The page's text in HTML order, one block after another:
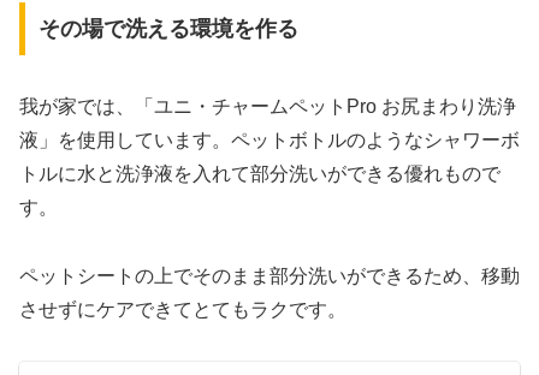
その場で洗える環境を作る
我が家では、「ユニ・チャームペットPro お尻まわり洗浄
液」を使用しています。ペットボトルのようなシャワーボ
トルに水と洗浄液を入れて部分洗いができる優れもので
す。
ペットシートの上でそのまま部分洗いができるため、移動
させずにケアできてとてもラクです。